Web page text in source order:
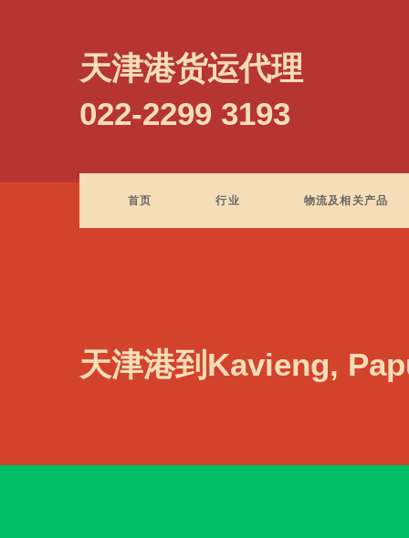
天津港货运代理
022-2299 3193
首页 行业 物流及相关产品
天津港到Kavieng,